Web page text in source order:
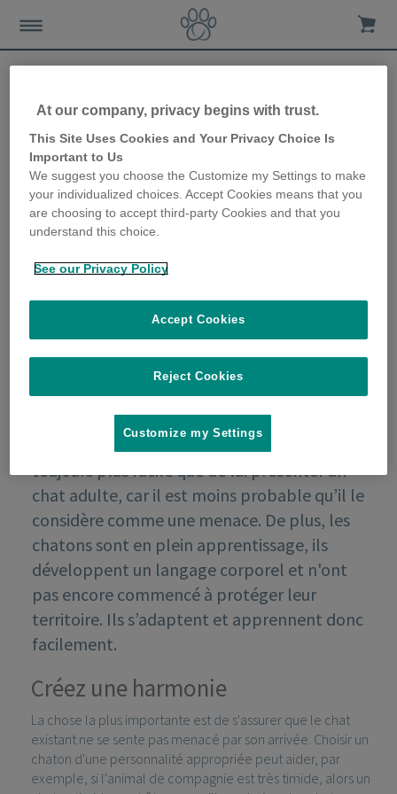
Présenter un nouveau
chaton à votre chat
21st November 2019
Présenter un nouveau chaton à votre chat est
toujours plus facile que de lui présenter un
chat adulte, car il est moins probable qu’il le
considère comme une menace. De plus, les
chatons sont en plein apprentissage, ils
développent un langage corporel et n'ont
pas encore commencé à protéger leur
territoire. Ils s’adaptent et apprennent donc
facilement.
Créez une harmonie
La chose la plus importante est de s'assurer que le chat
existant ne se sente pas menacé par son arrivée. Choisir un
chaton d'une personnalité appropriée peut aider, par
exemple, si l'animal de compagnie est très timide, alors un
At our company, privacy begins with trust.
This Site Uses Cookies and Your Privacy Choice Is
Important to Us
We suggest you choose the Customize my Settings to make
your individualized choices. Accept Cookies means that you
are choosing to accept third-party Cookies and that you
understand this choice.
See our Privacy Policy
Reject Cookies
Accept Cookies
Customize my Settings